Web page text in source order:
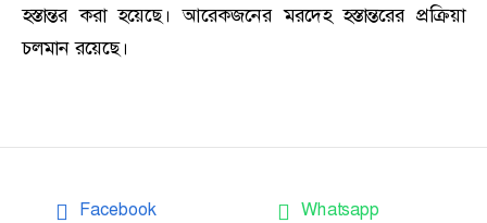
হস্তান্তর করা হয়েছে। আরেকজনের মরদেহ হস্তান্তরের প্রক্রিয়া
চলমান রয়েছে।
Facebook Whatsapp